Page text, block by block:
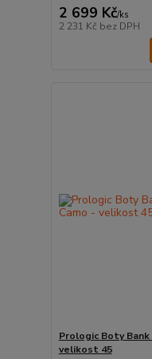
2 699 Kč/ks
2 231 Kč bez DPH
Prologic Boty
velikost 45